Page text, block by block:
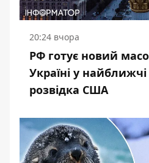
20:24 вчора
РФ готує новий
Україні у
розвідка США